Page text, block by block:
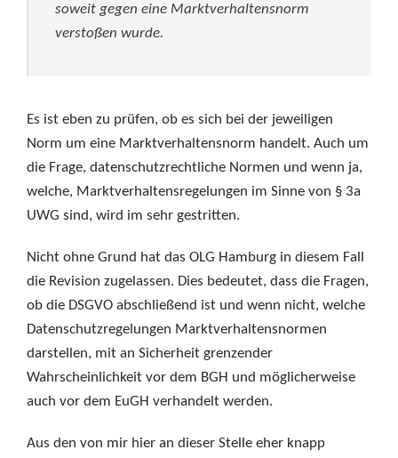
soweit gegen eine Marktverhaltensnorm
verstoßen wurde.
Es ist eben zu prüfen, ob es sich bei der jeweiligen
Norm um eine Marktverhaltensnorm handelt. Auch um
die Frage, datenschutzrechtliche Normen und wenn ja,
welche, Marktverhaltensregelungen im Sinne von § 3a
UWG sind, wird im sehr gestritten.
Nicht ohne Grund hat das OLG Hamburg in diesem Fall
die Revision zugelassen. Dies bedeutet, dass die Fragen,
ob die DSGVO abschließend ist und wenn nicht, welche
Datenschutzregelungen Marktverhaltensnormen
darstellen, mit an Sicherheit grenzender
Wahrscheinlichkeit vor dem BGH und möglicherweise
auch vor dem EuGH verhandelt werden.
Aus den von mir hier an dieser Stelle eher knapp